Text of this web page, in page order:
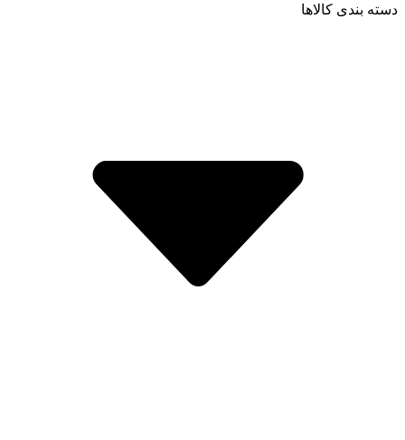
دسته بندی کالاها